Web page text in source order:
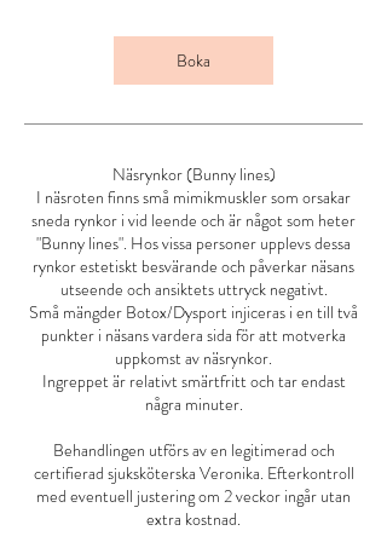
Boka
Näsrynkor (Bunny lines)
I näsroten finns små mimikmuskler som orsakar
sneda rynkor i vid leende och är något som heter
"Bunny lines". Hos vissa personer upplevs dessa
rynkor estetiskt besvärande och påverkar näsans
utseende och ansiktets uttryck negativt.
Små mängder Botox/Dysport injiceras i en till två
punkter i näsans vardera sida för att motverka
uppkomst av näsrynkor.
Ingreppet är relativt smärtfritt och tar endast
några minuter.
Behandlingen utförs av en legitimerad och
certifierad sjuksköterska Veronika. Efterkontroll
med eventuell justering om 2 veckor ingår utan
extra kostnad.